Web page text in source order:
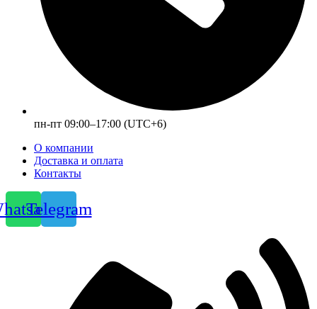
пн-пт 09:00–17:00 (UTC+6)
О компании
Доставка и оплата
Контакты
Telegram